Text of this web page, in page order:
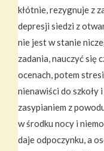
kłótnie, rezygnuje z
depresji siedzi z
nie jest w stanie
zadania, nauczyć się
ocenach, potem
nienawiści do szkoły
zasypianiem z
w środku nocy i
daje odpoczynku, a